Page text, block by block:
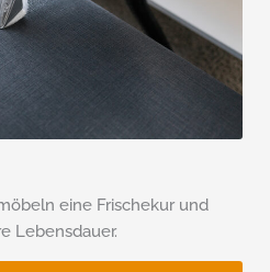
eine Frischekur und
Lebensdauer.